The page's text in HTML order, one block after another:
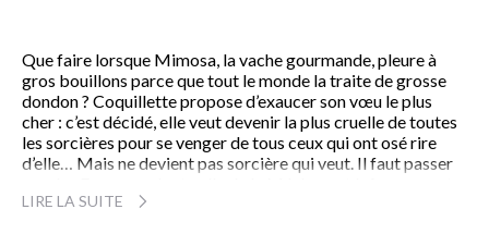
Que faire lorsque Mimosa, la vache gourmande, pleure à
gros bouillons parce que tout le monde la traite de grosse
dondon ? Coquillette propose d’exaucer son vœu le plus
cher : c’est décidé, elle veut devenir la plus cruelle de toutes
les sorcières pour se venger de tous ceux qui ont osé rire
d’elle… Mais ne devient pas sorcière qui veut. Il faut passer
de réciter la formule qui tue, Mimosa bafouille, cafouille et…
LIRE LA SUITE